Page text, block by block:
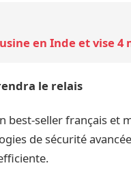
en Inde et vise
le relais
best-seller français et
de sécurité